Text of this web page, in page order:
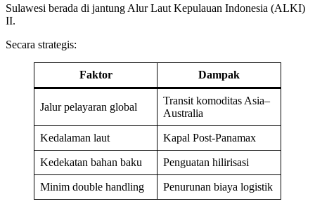
Sulawesi berada di jantung Alur Laut Kepulauan Indonesia (ALKI)
II.
Secara strategis:
Faktor Dampak
Jalur pelayaran global
Transit komoditas Asia–
Australia
Kedalaman laut Kapal Post-Panamax
Kedekatan bahan baku Penguatan hilirisasi
Minim double handling Penurunan biaya logistik